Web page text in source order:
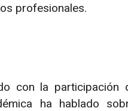
profesionales.
con la participación
ha hablado